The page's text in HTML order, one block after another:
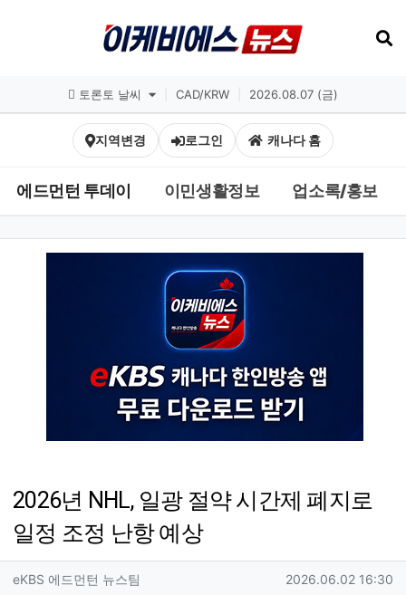
토론토 날씨 CAD/KRW 2026.08.07 (금)
지역변경 로그인 캐나다 홈
에드먼턴 투데이 이민생활정보 업소록/홍보
헤드라인 뉴스
2026년 NHL, 일광 절약 시간제 폐지로
일정 조정 난항 예상
작성자 정보
eKBS 에드먼턴 뉴스팀 작성일
2026.06.02 16:30